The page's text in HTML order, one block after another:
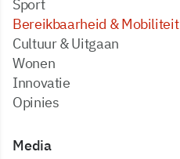
Sport
Bereikbaarheid & Mobiliteit
Cultuur & Uitgaan
Wonen
Innovatie
Opinies
Media